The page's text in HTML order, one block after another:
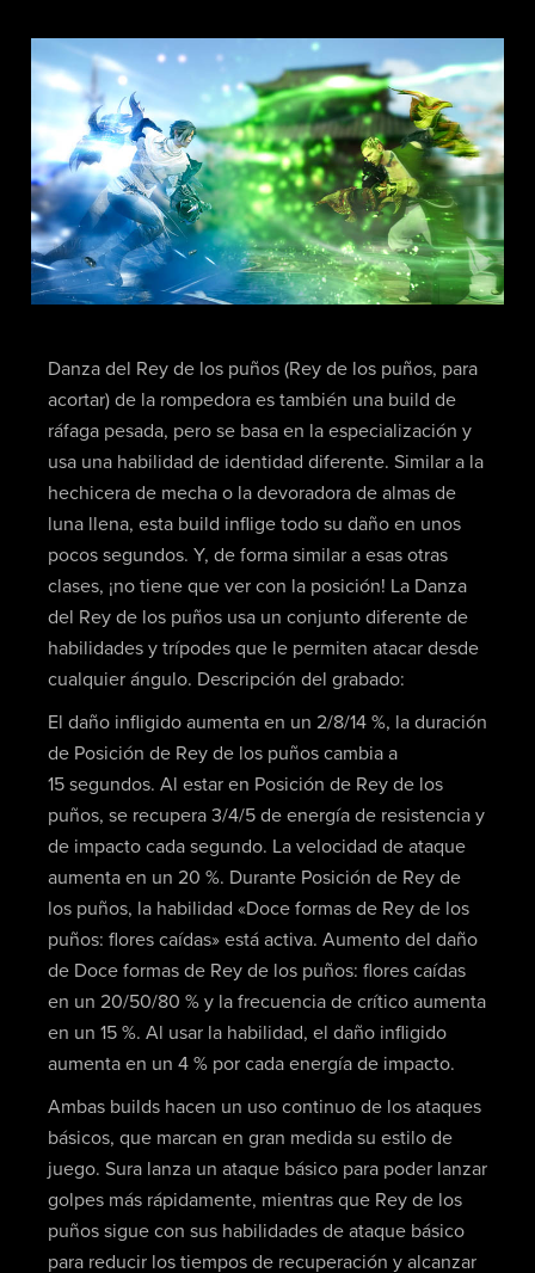
Danza del Rey de los puños (Rey de los puños, para
acortar) de la rompedora es también una build de
ráfaga pesada, pero se basa en la especialización y
usa una habilidad de identidad diferente. Similar a la
hechicera de mecha o la devoradora de almas de
luna llena, esta build inflige todo su daño en unos
pocos segundos. Y, de forma similar a esas otras
clases, ¡no tiene que ver con la posición! La Danza
del Rey de los puños usa un conjunto diferente de
habilidades y trípodes que le permiten atacar desde
cualquier ángulo. Descripción del grabado:
El daño infligido aumenta en un 2/8/14 %, la duración
de Posición de Rey de los puños cambia a
15 segundos. Al estar en Posición de Rey de los
puños, se recupera 3/4/5 de energía de resistencia y
de impacto cada segundo. La velocidad de ataque
aumenta en un 20 %. Durante Posición de Rey de
los puños, la habilidad «Doce formas de Rey de los
puños: flores caídas» está activa. Aumento del daño
de Doce formas de Rey de los puños: flores caídas
en un 20/50/80 % y la frecuencia de crítico aumenta
en un 15 %. Al usar la habilidad, el daño infligido
aumenta en un 4 % por cada energía de impacto.
Ambas builds hacen un uso continuo de los ataques
básicos, que marcan en gran medida su estilo de
juego. Sura lanza un ataque básico para poder lanzar
golpes más rápidamente, mientras que Rey de los
puños sigue con sus habilidades de ataque básico
para reducir los tiempos de recuperación y alcanzar